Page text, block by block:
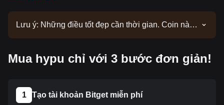
Lưu ý: Những điều tốt đẹp cần thời gian. Coin này
Khi coin này có mặt trên Bitget, bạn có thể làm theo
được niêm yết trên Bitget.
Mua hypu chỉ với 3 bước đơn giản!
1 Tạo tài khoản Bitget miễn phí